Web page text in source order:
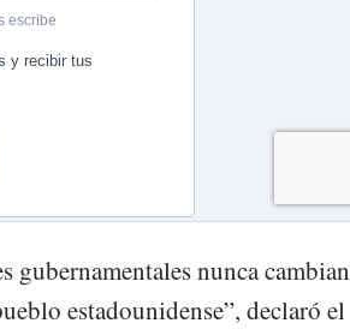
gubernamentales nunca cambian
estadounidense”, declaró el